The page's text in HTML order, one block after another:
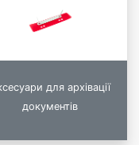
для архівації
документів